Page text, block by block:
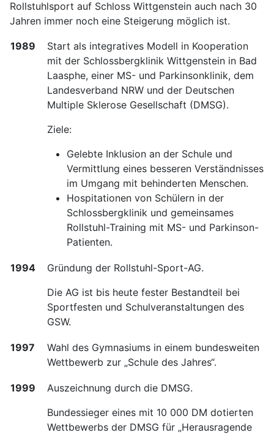
Rollstuhlsport auf Schloss Wittgenstein auch nach 30
Jahren immer noch eine Steigerung möglich ist.
1989
Start als integratives Modell in Kooperation
mit der Schlossbergklinik Wittgenstein in Bad
Laasphe, einer MS- und Parkinsonklinik, dem
Landesverband NRW und der Deutschen
Multiple Sklerose Gesellschaft (DMSG).
Ziele:
Gelebte Inklusion an der Schule und
Vermittlung eines besseren Verständnisses
im Umgang mit behinderten Menschen.
Hospitationen von Schülern in der
Schlossbergklinik und gemeinsames
Rollstuhl-Training mit MS- und Parkinson-
Patienten.
1994
Gründung der Rollstuhl-Sport-AG.
Die AG ist bis heute fester Bestandteil bei
Sportfesten und Schulveranstaltungen des
GSW.
1997
Wahl des Gymnasiums in einem bundesweiten
Wettbewerb zur „Schule des Jahres“.
1999
Auszeichnung durch die DMSG.
Bundessieger eines mit 10 000 DM dotierten
Wettbewerbs der DMSG für „Herausragende